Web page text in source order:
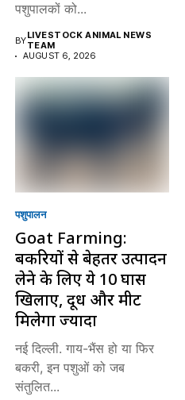
पशुपालकों को...
BYLIVESTOCK ANIMAL NEWS
TEAM
AUGUST 6, 2026
पशुपालन
Goat Farming:
बकरियों से बेहतर उत्पादन
लेने के लिए ये 10 घास
खिलाएं, दूध और मीट
मिलेगा ज्यादा
नई दिल्ली. गाय-भैंस हो या फिर
बकरी, इन पशुओं को जब
संतुलित...